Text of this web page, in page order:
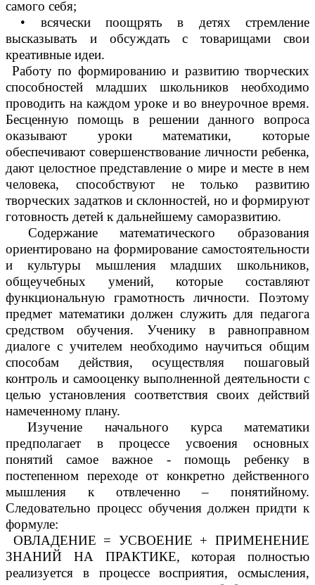
самого себя;
• всячески поощрять в детях стремление
высказывать и обсуждать с товарищами свои
креативные идеи.
Работу по формированию и развитию творческих
способностей младших школьников необходимо
проводить на каждом уроке и во внеурочное время.
Бесценную помощь в решении данного вопроса
оказывают уроки математики, которые
обеспечивают совершенствование личности ребенка,
дают целостное представление о мире и месте в нем
человека, способствуют не только развитию
творческих задатков и склонностей, но и формируют
готовность детей к дальнейшему саморазвитию.
Содержание математического образования
ориентировано на формирование самостоятельности
и культуры мышления младших школьников,
общеучебных умений, которые составляют
функциональную грамотность личности. Поэтому
предмет математики должен служить для педагога
средством обучения. Ученику в равноправном
диалоге с учителем необходимо научиться общим
способам действия, осуществляя пошаговый
контроль и самооценку выполненной деятельности с
целью установления соответствия своих действий
намеченному плану.
Изучение начального курса математики
предполагает в процессе усвоения основных
понятий самое важное - помощь ребенку в
постепенном переходе от конкретно действенного
мышления к отвлеченно – понятийному.
Следовательно процесс обучения должен придти к
формуле:
ОВЛАДЕНИЕ = УСВОЕНИЕ + ПРИМЕНЕНИЕ
ЗНАНИЙ НА ПРАКТИКЕ, которая полностью
реализуется в процессе восприятия, осмысления,